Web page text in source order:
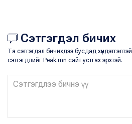
Сэтгэгдэл бичих
Та сэтгэгдэл бичихдээ бусдад
сэтгэгдлийг Peak.mn сайт устгах эрхтэй.